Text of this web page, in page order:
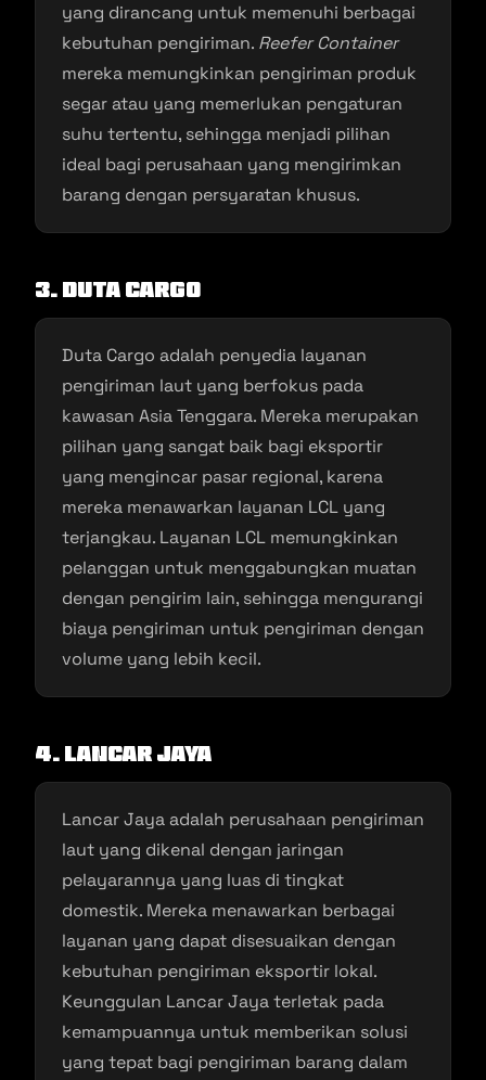
yang dirancang untuk memenuhi berbagai
kebutuhan pengiriman. Reefer Container
mereka memungkinkan pengiriman produk
segar atau yang memerlukan pengaturan
suhu tertentu, sehingga menjadi pilihan
ideal bagi perusahaan yang mengirimkan
barang dengan persyaratan khusus.
3. Duta Cargo
Duta Cargo adalah penyedia layanan
pengiriman laut yang berfokus pada
kawasan Asia Tenggara. Mereka merupakan
pilihan yang sangat baik bagi eksportir
yang mengincar pasar regional, karena
mereka menawarkan layanan LCL yang
terjangkau. Layanan LCL memungkinkan
pelanggan untuk menggabungkan muatan
dengan pengirim lain, sehingga mengurangi
biaya pengiriman untuk pengiriman dengan
volume yang lebih kecil.
4. Lancar Jaya
Lancar Jaya adalah perusahaan pengiriman
laut yang dikenal dengan jaringan
pelayarannya yang luas di tingkat
domestik. Mereka menawarkan berbagai
layanan yang dapat disesuaikan dengan
kebutuhan pengiriman eksportir lokal.
Keunggulan Lancar Jaya terletak pada
kemampuannya untuk memberikan solusi
yang tepat bagi pengiriman barang dalam